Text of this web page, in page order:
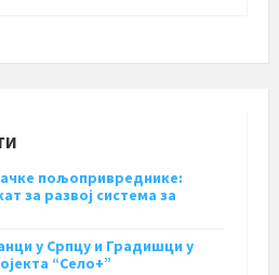
пољопривреднике:
за развој система за
у Српцу и Градишци у
“Село+”